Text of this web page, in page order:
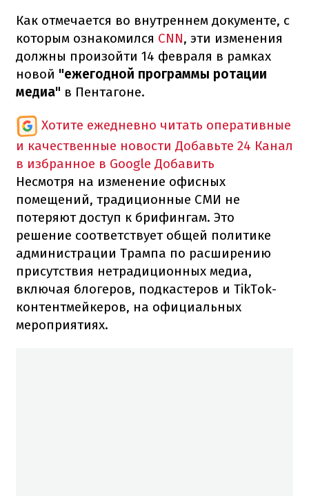
Как отмечается во внутреннем документе, с
которым ознакомился CNN, эти изменения
должны произойти 14 февраля в рамках
новой "ежегодной программы ротации
медиа" в Пентагоне.
Хотите ежедневно читать оперативные
и качественные новости Добавьте 24 Канал
в избранное в Google Добавить
Несмотря на изменение офисных
помещений, традиционные СМИ не
потеряют доступ к брифингам. Это
решение соответствует общей политике
администрации Трампа по расширению
присутствия нетрадиционных медиа,
включая блогеров, подкастеров и TikTok-
контентмейкеров, на официальных
мероприятиях.